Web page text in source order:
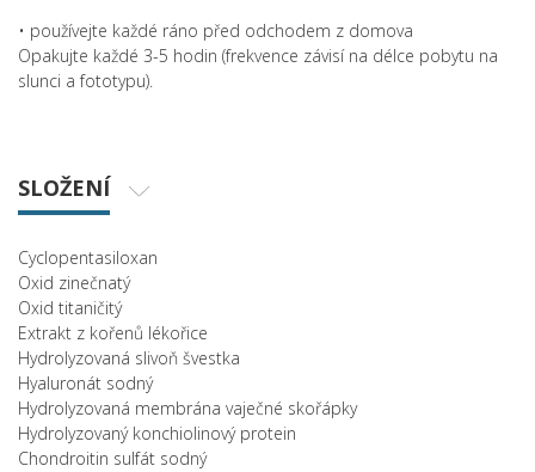
• používejte každé ráno před odchodem z domova
Opakujte každé 3-5 hodin (frekvence závisí na délce pobytu na
slunci a fototypu).
SLOŽENÍ
Cyclopentasiloxan
Oxid zinečnatý
Oxid titaničitý
Extrakt z kořenů lékořice
Hydrolyzovaná slivoň švestka
Hyaluronát sodný
Hydrolyzovaná membrána vaječné skořápky
Hydrolyzovaný konchiolinový protein
Chondroitin sulfát sodný